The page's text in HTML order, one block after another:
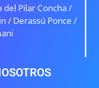
del Pilar Concha /
/ Derassú Ponce /